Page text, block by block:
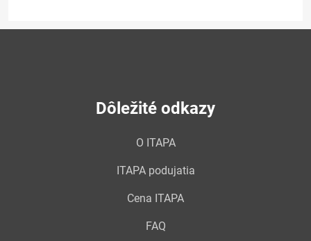
Dôležité odkazy
O ITAPA
ITAPA podujatia
Cena ITAPA
FAQ